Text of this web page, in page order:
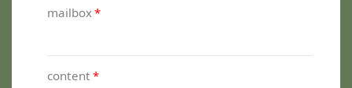
mailbox*
content *